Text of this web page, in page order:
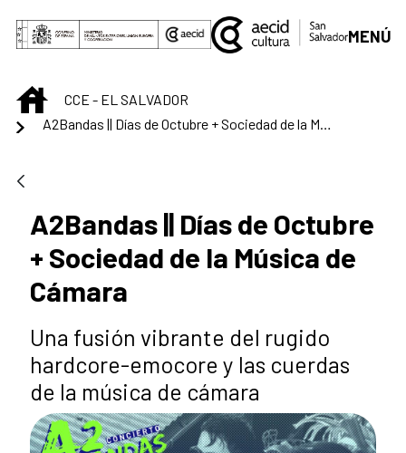
Saut au contenu principal
MENÚ
INICIOCCE - EL SALVADOR
A2Bandas || Días de Octubre
+ Sociedad de la Música de
Cámara
Una fusión vibrante del rugido
hardcore-emocore y las cuerdas
de la música de cámara